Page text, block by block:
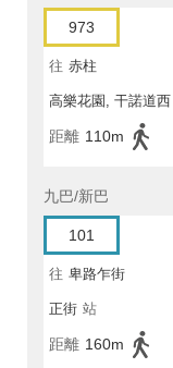
973
往 赤柱
高樂花園, 干諾道西
距離 110m
九巴/新巴
101
往 卑路乍街
正街 站
距離 160m